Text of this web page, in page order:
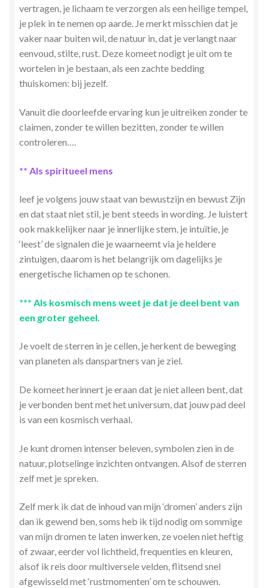
vertragen, je lichaam te verzorgen als een heilige tempel,
je plek in te nemen op aarde. Je merkt misschien dat je
vaker naar buiten wil, de natuur in, dat je verlangt naar
eenvoud, stilte, rust. Deze komeet nodigt je uit om te
wortelen in je bestaan, als een zachte bedding
thuiskomen: bij jezelf.
Vanuit die doorleefde ervaring kun je uitreiken zonder te
claimen, zonder te willen bezitten, zonder te willen
controleren….
** Als spiritueel mens
leef je volgens jouw staat van bewustzijn en bewust Zijn
en dat staat niet stil, je bent steeds in wording. Je luistert
ook makkelijker naar je innerlijke stem, je intuïtie, je
‘leest’ de signalen die je waarneemt via je heldere
zintuigen, daarom is het belangrijk om dagelijks je
energetische lichamen op te schonen.
*** Als kosmisch mens weet je dat je deel bent van
een groter geheel.
Je voelt de sterren in je cellen, je herkent de beweging
van planeten als danspartners van je ziel.
De komeet herinnert je eraan dat je niet alleen bent, dat
je verbonden bent met het universum, dat jouw pad deel
is van een kosmisch verhaal.
Je kunt dromen intenser beleven, symbolen zien in de
natuur, plotselinge inzichten ontvangen. Alsof de sterren
zelf met je spreken.
Zelf merk ik dat de inhoud van mijn ‘dromen’ anders zijn
dan ik gewend ben, soms heb ik tijd nodig om sommige
van mijn dromen te laten inwerken, ze voelen niet heftig
of zwaar, eerder vol lichtheid, frequenties en kleuren,
alsof ik reis door multiversele velden, flitsend snel
afgewisseld met ‘rustmomenten’ om te schouwen.